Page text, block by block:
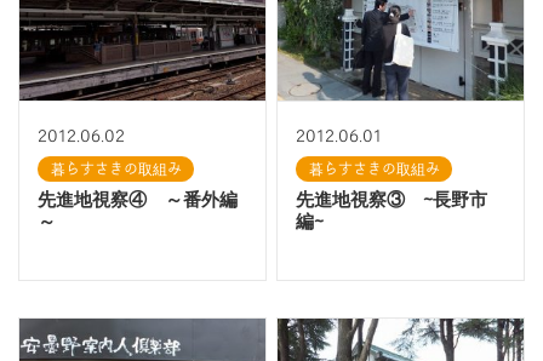
2012.06.02
暮らすさきの取組み
先進地視察④ ～番外編
～
2012.06.01
暮らすさきの取組み
先進地視察③ ~長野市
編~